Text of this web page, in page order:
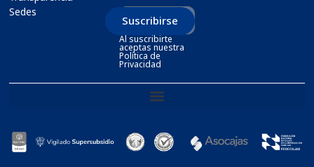
Sedes
Suscribirse
Al suscribirte
aceptas nuestra
Política de
Privacidad